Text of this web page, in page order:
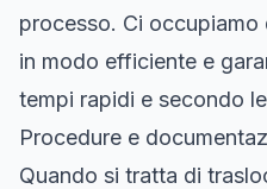
processo. Ci
in modo efficiente e
tempi rapidi e secondo
Procedure e
Quando si tratta di